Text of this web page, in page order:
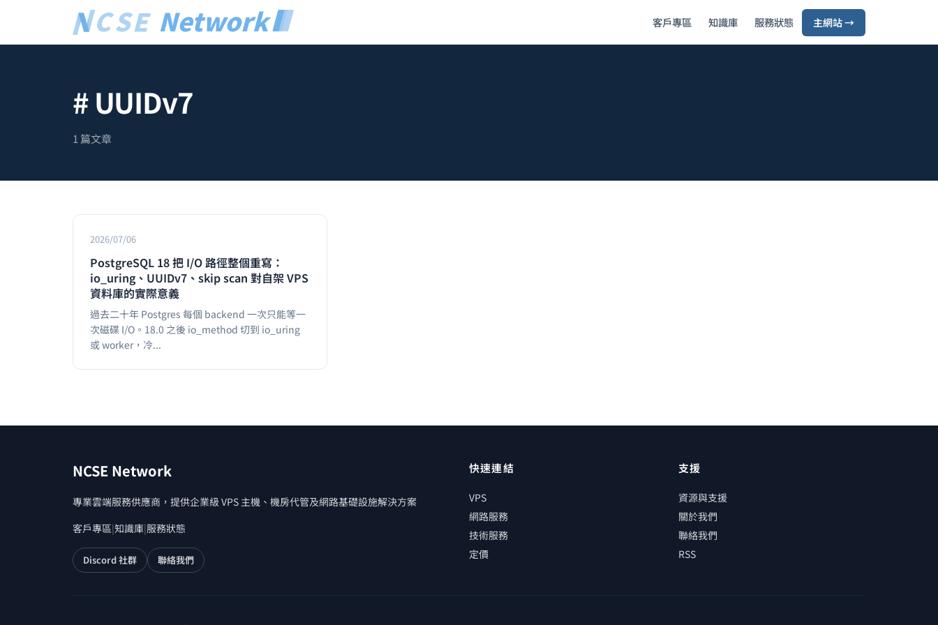
客戶專區 知識庫 服務狀態 主網站 →
# UUIDv7
1 篇文章
2026/07/06
PostgreSQL 18 把 I/O 路徑整個重寫：
io_uring、UUIDv7、skip scan 對自架 VPS
資料庫的實際意義
過去二十年 Postgres 每個 backend 一次只能等一
次磁碟 I/O。18.0 之後 io_method 切到 io_uring
或 worker，冷...
NCSE Network
專業雲端服務供應商，提供企業級 VPS 主機、機房代管及網路基礎設施解決方案
客戶專區|知識庫|服務狀態
Discord 社群 聯絡我們
快速連結
VPS
網路服務
技術服務
定價
支援
資源與支援
關於我們
聯絡我們
RSS